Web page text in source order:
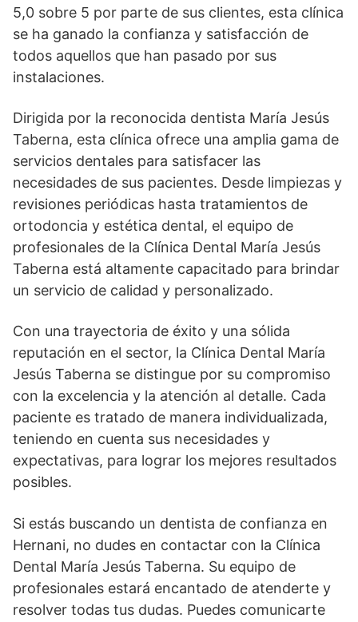
5,0 sobre 5 por parte de sus clientes, esta clínica
se ha ganado la confianza y satisfacción de
todos aquellos que han pasado por sus
instalaciones.
Dirigida por la reconocida dentista María Jesús
Taberna, esta clínica ofrece una amplia gama de
servicios dentales para satisfacer las
necesidades de sus pacientes. Desde limpiezas y
revisiones periódicas hasta tratamientos de
ortodoncia y estética dental, el equipo de
profesionales de la Clínica Dental María Jesús
Taberna está altamente capacitado para brindar
un servicio de calidad y personalizado.
Con una trayectoria de éxito y una sólida
reputación en el sector, la Clínica Dental María
Jesús Taberna se distingue por su compromiso
con la excelencia y la atención al detalle. Cada
paciente es tratado de manera individualizada,
teniendo en cuenta sus necesidades y
expectativas, para lograr los mejores resultados
posibles.
Si estás buscando un dentista de confianza en
Hernani, no dudes en contactar con la Clínica
Dental María Jesús Taberna. Su equipo de
profesionales estará encantado de atenderte y
resolver todas tus dudas. Puedes comunicarte